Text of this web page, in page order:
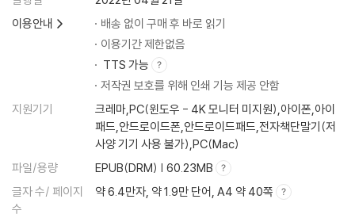
이용안내
배송 없이 구매 후 바로 읽기
이용기간 제한없음
TTS 가능
저작권 보호를 위해 인쇄 기능 제공 안함
지원기기
크레마,PC(윈도우 - 4K 모니터 미지원),아이폰,아이
패드,안드로이드폰,안드로이드패드,전자책단말기(저
사양 기기 사용 불가),PC(Mac)
파일/용량
EPUB(DRM) | 60.23MB
글자 수/ 페이지
수
약 6.4만자, 약 1.9만 단어, A4 약 40쪽